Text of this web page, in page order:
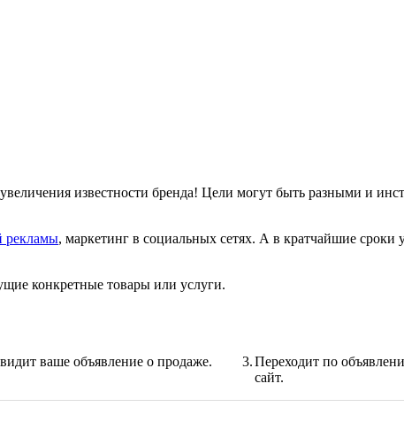
известности бренда! Цели могут быть разными и
рекламы, маркетинг в социальных сетях. А в кратчайшие сроки
конкретные товары или услуги.
ваше объявление о продаже. 3.Переходит по
сайт.